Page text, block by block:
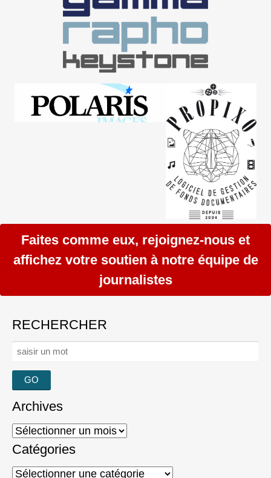
Faites comme eux, rejoignez-nous et
affichez votre soutien à notre équipe de
journalistes
RECHERCHER
Rechercher :
Archives
Archives
Catégories
Catégories